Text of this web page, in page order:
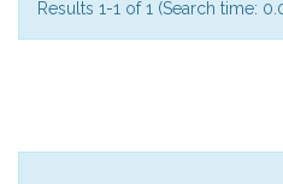
Results 1-1 of 1 (Search time: